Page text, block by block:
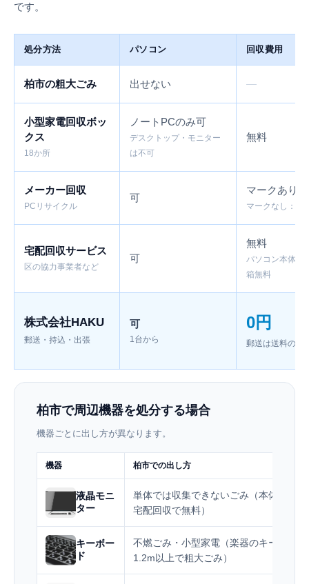
です。
処分方法 パソコン 回収費用
柏市の粗大ごみ 出せない —
小型家電回収ボッ
クス
18か所
ノートPCのみ可
デスクトップ・モニター
は不可
無料
メーカー回収
PCリサイクル
可
マークあり
マークなし：有
宅配回収サービス
区の協力事業者など
可
無料
パソコン本体が
箱無料
株式会社HAKU
郵送・持込・出張
可
1台から
0円
郵送は送料のみ
柏市で周辺機器を処分する場合
機器ごとに出し方が異なります。
機器 柏市での出し方
液晶モニ
ター
単体では収集できないごみ（本体と一緒
宅配回収で無料）
キーボー
ド
不燃ごみ・小型家電（楽器のキーボード
1.2m以上で粗大ごみ）